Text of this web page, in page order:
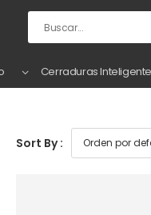
Cerraduras
Sort By :